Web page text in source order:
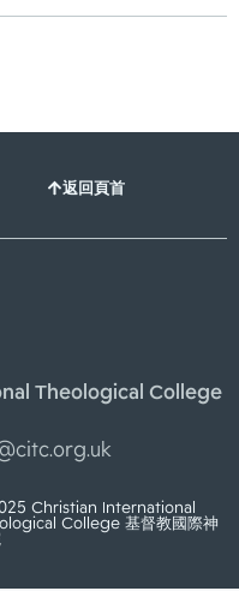
返回頁首
Theological College
Christian International
College 基督教國際神